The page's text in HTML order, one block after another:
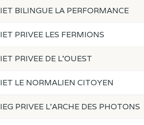
BILINGUE LA PERFORMANCE
PRIVEE LES FERMIONS
PRIVEE DE L'OUEST
LE NORMALIEN CITOYEN
PRIVEE L'ARCHE DES PHOTONS